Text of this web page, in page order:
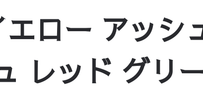
ロー アッシ
レッド グリ